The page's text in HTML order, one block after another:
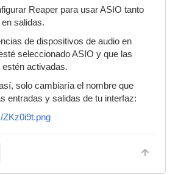
Reaper para usar ASIO tanto
salidas.
de dispositivos de audio en
seleccionado ASIO y que las
activadas.
solo cambiaría el nombre que
entradas y salidas de tu interfaz:
ZKz0i9t.png